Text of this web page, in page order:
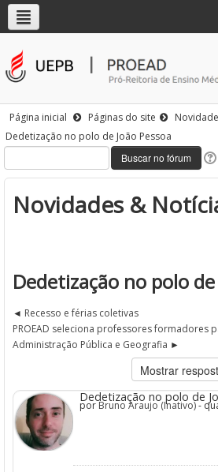
Página inicial Páginas do site
Dedetização no polo de João Pessoa
Novidades &
Dedetização no polo de
Recesso e férias coletivas
PROEAD seleciona professores formadores
Administração Pública e Geografia
Dedetização no polo de
porBruno Araujo (Inativo)-